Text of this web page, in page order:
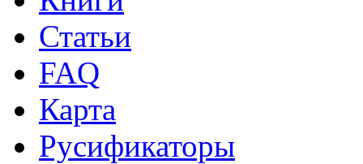
Статьи
FAQ
Карта
Русификаторы